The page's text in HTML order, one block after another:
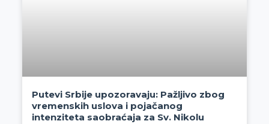
Putevi Srbije upozoravaju: Pažljivo zbog
vremenskih uslova i pojačanog
intenziteta saobraćaja za Sv. Nikolu